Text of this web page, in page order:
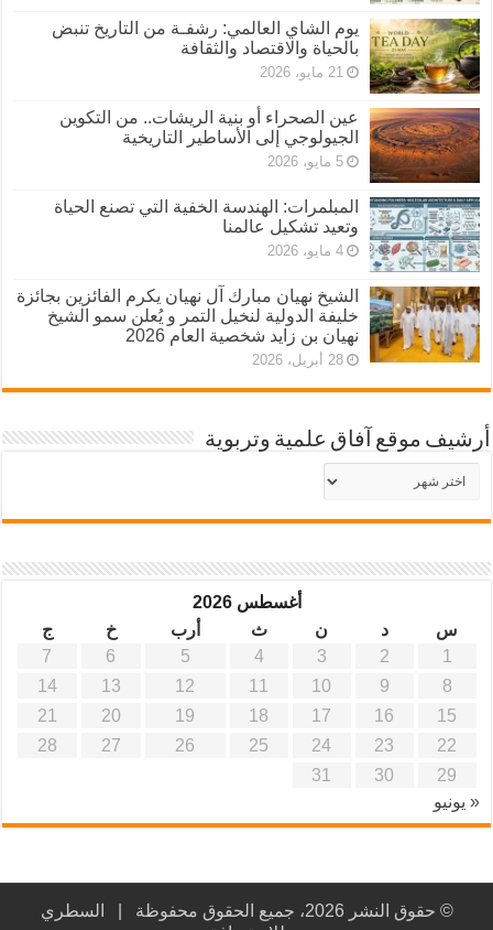
يوم الشاي العالمي: رشفـة من التاريخ تنبض
بالحياة والاقتصاد والثقافة
21 مايو، 2026
عين الصحراء أو بنية الريشات.. من التكوين
الجيولوجي إلى الأساطير التاريخية
5 مايو، 2026
المبلمرات: الهندسة الخفية التي تصنع الحياة
وتعيد تشكيل عالمنا
4 مايو، 2026
الشيخ نهيان مبارك آل نهيان يكرم الفائزين بجائزة
خليفة الدولية لنخيل التمر و يُعلن سمو الشيخ
نهيان بن زايد شخصية العام 2026
28 أبريل، 2026
أرشيف موقع آفاق علمية وتربوية
أرشيف
موقع
آفاق
أغسطس 2026
س
د ن ث أرب خ
ج
1
2
3
4
5
6
7
8
9
10
11
12
13
14
15
16
17
18
19
20
21
22
23
24
25
26
27
28
29
30
31
« يونيو
© حقوق النشر 2026، جميع الحقوق محفوظة |
السطري